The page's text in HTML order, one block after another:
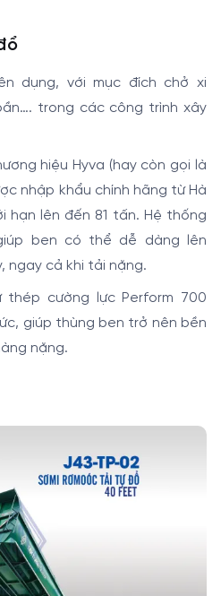
dụng, với mục đích chở xi
trong các công trình xây
hiệu Hyva (hay còn gọi là
nhập khẩu chính hãng từ Hà
hạn lên đến 81 tấn. Hệ thống
ben có thể dễ dàng lên
ngay cả khi tải nặng.
cường lực Perform 700
giúp thùng ben trở nên bền
nặng.